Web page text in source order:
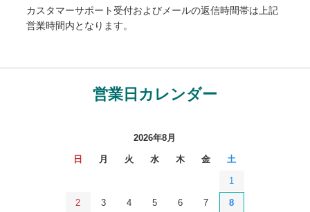
カスタマーサポート受付およびメールの返信時間帯は上記
営業時間内となります。
営業日カレンダー
2026年8月
日 月 火 水 木 金 土
1
2 3 4 5 6 7 8